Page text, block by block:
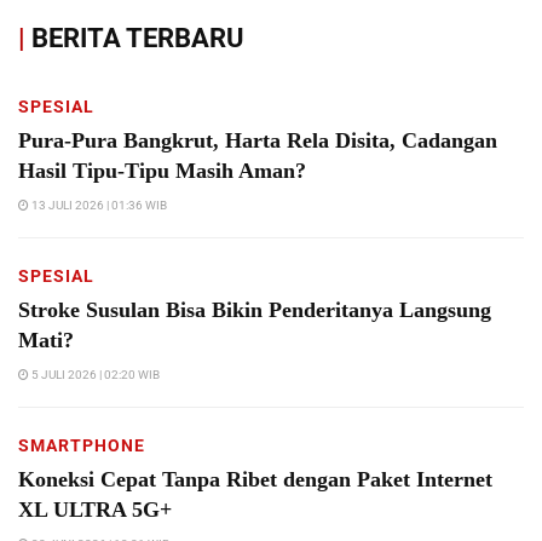
| BERITA TERBARU
SPESIAL
Pura-Pura Bangkrut, Harta Rela Disita, Cadangan
Hasil Tipu-Tipu Masih Aman?
13 JULI 2026 | 01:36 WIB
SPESIAL
Stroke Susulan Bisa Bikin Penderitanya Langsung
Mati?
5 JULI 2026 | 02:20 WIB
SMARTPHONE
Koneksi Cepat Tanpa Ribet dengan Paket Internet
XL ULTRA 5G+